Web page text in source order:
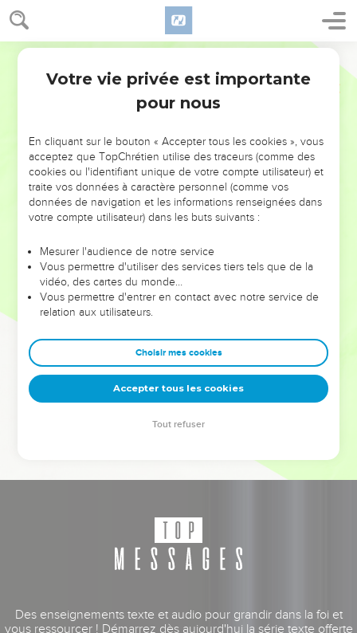
NE MANQUEZ PAS L’ÉVÉNEMENT
DE L’ANNÉE !
ET SI LEURS ERREURS POUVAIENT VOUS ÉVITER LES
VOTRES ?
leur foi ou leur vision. Mais on voit moins les doutes, les erreurs
et les saisons difficiles qu'ils ont traversés, alors même que ce
sont elles qui les ont façonnés.
Dans cette conférence, leaders, entrepreneurs, et responsables
clés pour avancer avec plus de sagesse afin que leurs erreurs
deviennent vos tremplins. Que vous guidiez un ministère, une
équipe, un groupe ou une famille, leur expérience est faite
pour vous.
Des enseignements texte et audio pour grandir dans la foi et
vous ressourcer ! Démarrez dès aujourd'hui la série texte offerte
Votre vie privée est importante
pour nous
En cliquant sur le bouton « Accepter tous les cookies », vous
acceptez que TopChrétien utilise des traceurs (comme des
cookies ou l'identifiant unique de votre compte utilisateur) et
traite vos données à caractère personnel (comme vos
données de navigation et les informations renseignées dans
votre compte utilisateur) dans les buts suivants :
Mesurer l'audience de notre service
Vous permettre d'utiliser des services tiers tels que de la
vidéo, des cartes du monde…
Vous permettre d'entrer en contact avec notre service de
relation aux utilisateurs.
Choisir mes cookies
Accepter tous les cookies
Tout refuser